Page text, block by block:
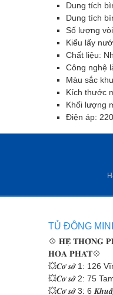
Dung tích
Dung tích
Số lượng
Kiểu lấy
Chất liệu:
Công nghệ
Màu sắc
Kích thước
Khối lượng
Điện áp:
TỦ ĐÔNG
💠 𝐇𝐄̣̂ 𝐓𝐇𝐎̂́𝐍𝐆
𝐇𝐎̀𝐀 𝐏𝐇𝐀́𝐓💠
💥𝑪𝒐̛ 𝒔𝒐̛̉ 1: 126
💥𝑪𝒐̛ 𝒔𝒐̛̉ 2: 75
💥𝑪𝒐̛ 𝒔𝒐̛̉ 3: 6